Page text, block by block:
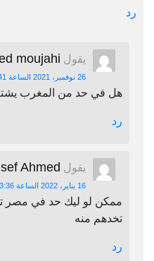
رد
يقول moujahi
26 نوفمبر، 2021 الساعة 1:41 م
هل في حد من المغرب
رد
يقول Ahmed
16 يناير، 2022 الساعة 3:36 م
ممكن لو ليك حد في مصر
تخدهم منه
رد